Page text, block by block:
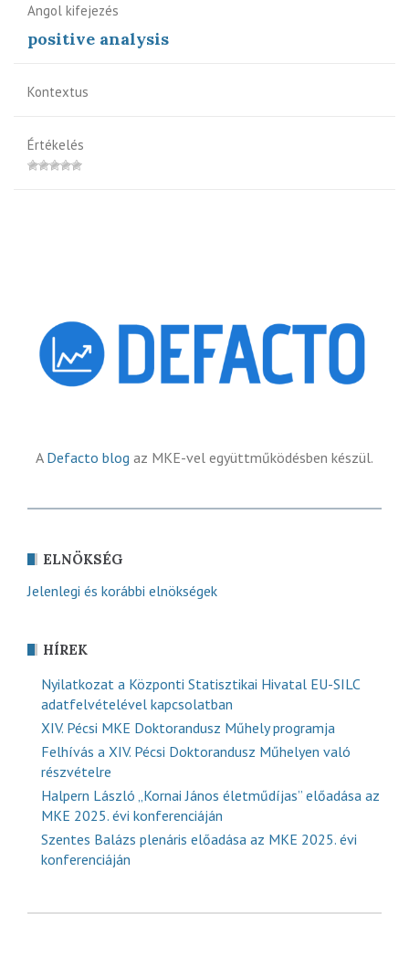
Angol kifejezés
positive analysis
Kontextus
Értékelés
A Defacto blog az MKE-vel együttműködésben készül.
ELNÖKSÉG
Jelenlegi és korábbi elnökségek
HÍREK
Nyilatkozat a Központi Statisztikai Hivatal EU-SILC
adatfelvételével kapcsolatban
XIV. Pécsi MKE Doktorandusz Műhely programja
Felhívás a XIV. Pécsi Doktorandusz Műhelyen való
részvételre
Halpern László „Kornai János életműdíjas” előadása az
MKE 2025. évi konferenciáján
Szentes Balázs plenáris előadása az MKE 2025. évi
konferenciáján